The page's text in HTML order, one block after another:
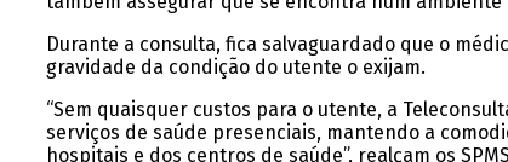
Durante a consulta, fica salvaguardado que o
gravidade da condição do utente o exijam.
“Sem quaisquer custos para o utente, a
serviços de saúde presenciais, mantendo a
hospitais e dos centros de saúde”, realçam os